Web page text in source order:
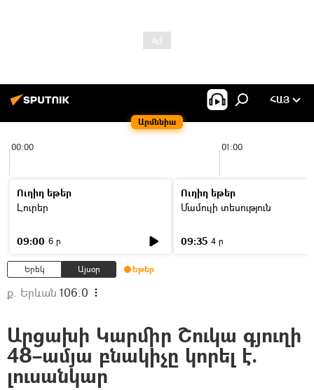
Արմենիա
ՀԱՅ
00:00 01:00
Ուղիղ եթեր
Լուրեր
09:00 6 ր
Ուղիղ եթեր
Մամուլի տեսություն
09:35 4 ր
Երեկ Այսօր Եթեր
ք. Երևան 106.0
Արցախի Կարմիր Շուկա գյուղի
48–ամյա բնակիչը կորել է.
լուսանկար